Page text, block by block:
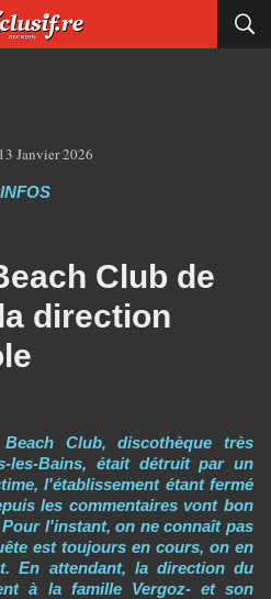
Janvier 2026
INFOS
Club de
direction
Club, discothèque très
les-Bains, était détruit par un
l'établissement étant fermé
les commentaires vont bon
l'instant, on ne connaît pas
est toujours en cours, on en
En attendant, la direction du
à la famille Vergoz- et son